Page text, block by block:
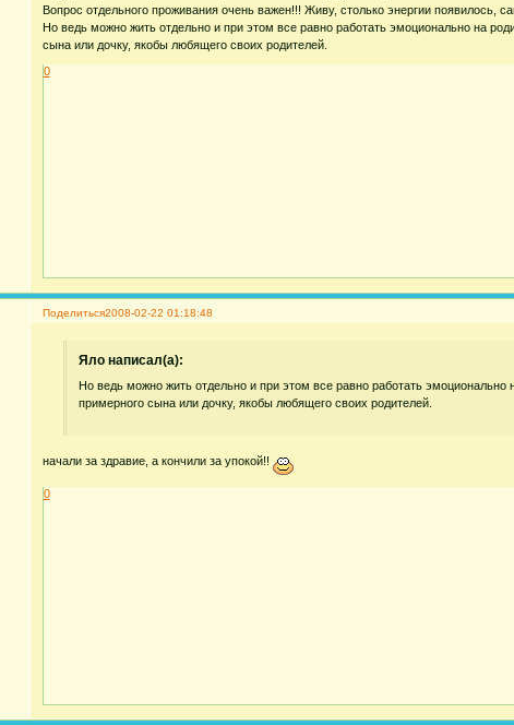
Вопрос отдельного проживания очень важен!!! Живу, столько энергии появилось,
Но ведь можно жить отдельно и при этом все равно работать эмоционально на
сына или дочку, якобы любящего своих родителей.
0
Поделиться2008-02-22 01:18:48
Яло написал(а):
Но ведь можно жить отдельно и при этом все равно работать эмоционально
примерного сына или дочку, якобы любящего своих родителей.
начали за здравие, а кончили за упокой!!
0